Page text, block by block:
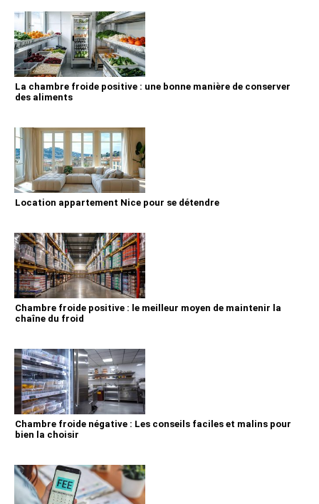
La chambre froide positive : une bonne manière de conserver
des aliments
Location appartement Nice pour se détendre
Chambre froide positive : le meilleur moyen de maintenir la
chaîne du froid
Chambre froide négative : Les conseils faciles et malins pour
bien la choisir